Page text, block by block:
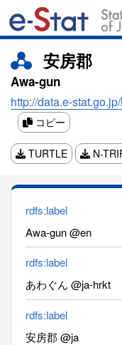
安房郡
Awa-gun
http://data.e-
コピー
TURTLE N-
rdfs:label
Awa-gun @en
rdfs:label
あわぐん @ja-hrkt
rdfs:label
安房郡 @ja